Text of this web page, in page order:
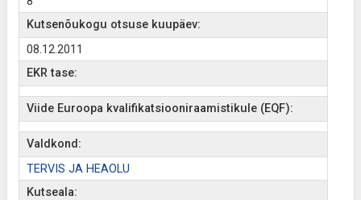
Kutsenõukogu otsuse kuupäev:
08.12.2011
EKR tase:
Viide Euroopa kvalifikatsiooniraamistikule (EQF):
Valdkond:
TERVIS JA HEAOLU
Kutseala: